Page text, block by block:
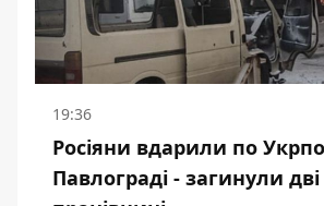
19:36
Росіяни вдарили по
Павлограді - загинули дві